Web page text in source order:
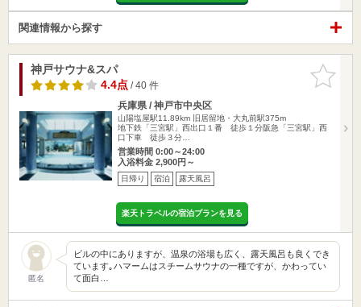
関連情報から探す
お気に入
りに追加
神戸サウナ&スパ
4.4点/ 40 件
兵庫県 / 神戸市中央区
山陽塩屋駅11.89km
旧居留地・大丸前駅375m
地下鉄「三宮駅」西出口１番 徒歩１分阪急「三宮駅」西
口下車 徒歩３分…
営業時間 0:00～24:00
入浴料金 2,900円～
日帰り 宿泊 露天風呂
楽天トラベルの宿泊プランを見る
匿名
ビルの中にありますが、温泉の浴場も広く、露天風呂も良くでき
ています｡ハマームはスチームサウナの一種ですが、かわってい
て面白…